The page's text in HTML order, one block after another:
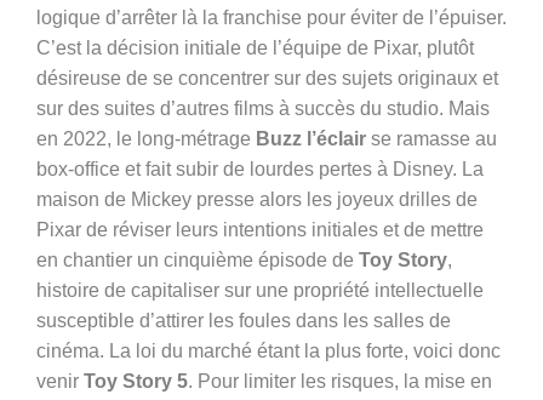
logique d’arrêter là la franchise pour éviter de l’épuiser.
C’est la décision initiale de l’équipe de Pixar, plutôt
désireuse de se concentrer sur des sujets originaux et
sur des suites d’autres films à succès du studio. Mais
en 2022, le long-métrage Buzz l’éclair se ramasse au
box-office et fait subir de lourdes pertes à Disney. La
maison de Mickey presse alors les joyeux drilles de
Pixar de réviser leurs intentions initiales et de mettre
en chantier un cinquième épisode de Toy Story,
histoire de capitaliser sur une propriété intellectuelle
susceptible d’attirer les foules dans les salles de
cinéma. La loi du marché étant la plus forte, voici donc
venir Toy Story 5. Pour limiter les risques, la mise en